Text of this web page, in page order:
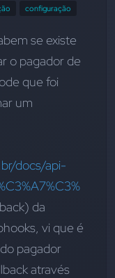
configuração
se existe
o pagador de
que foi
um
docs/api-
da
vi que é
pagador
através